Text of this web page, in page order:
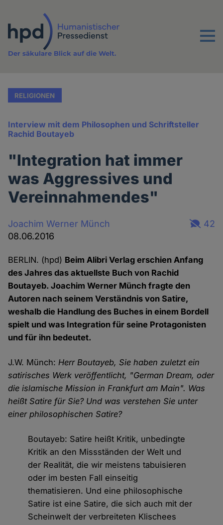
Inhalt
Menu
Der säkulare Blick auf die Welt.
RELIGIONEN
Interview mit dem Philosophen und Schriftsteller
Rachid Boutayeb
"Integration hat immer
was Aggressives und
Vereinnahmendes"
Joachim Werner Münch
08.06.2016
42
BERLIN. (hpd) Beim Alibri Verlag erschien Anfang
des Jahres das aktuellste Buch von Rachid
Boutayeb. Joachim Werner Münch fragte den
Autoren nach seinem Verständnis von Satire,
weshalb die Handlung des Buches in einem Bordell
spielt und was Integration für seine Protagonisten
und für ihn bedeutet.
J.W. Münch: Herr Boutayeb, Sie haben zuletzt ein
satirisches Werk veröffentlicht, "German Dream, oder
die islamische Mission in Frankfurt am Main". Was
heißt Satire für Sie? Und was verstehen Sie unter
einer philosophischen Satire?
Boutayeb: Satire heißt Kritik, unbedingte
Kritik an den Missständen der Welt und
der Realität, die wir meistens tabuisieren
oder im besten Fall einseitig
thematisieren. Und eine philosophische
Satire ist eine Satire, die sich auch mit der
Scheinwelt der verbreiteten Klischees